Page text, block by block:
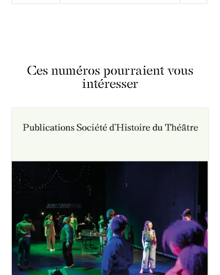
Ces numéros pourraient vous
intéresser